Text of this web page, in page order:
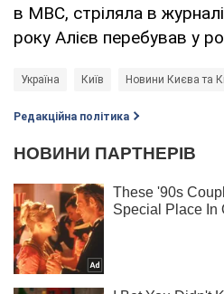
в МВС, стріляла в
року Алієв перебував у
Україна Київ Новини Києва та
Редакційна політика